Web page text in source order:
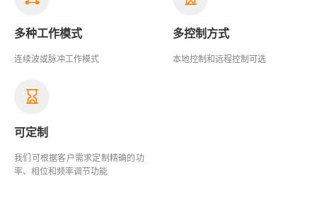
多种工作模式
连续波或脉冲工作模式
多控制方式
本地控制和远程控制可选
可定制
我们可根据客户需求定制精确的功
率、相位和频率调节功能